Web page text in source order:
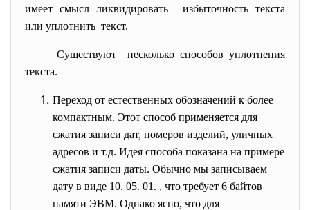
имеет смысл ликвидировать избыточность текста
или уплотнить текст.
Существуют несколько способов уплотнения
текста.
Переход от естественных обозначений к более
компактным. Этот способ применяется для
сжатия записи дат, номеров изделий, уличных
адресов и т.д. Идея способа показана на примере
сжатия записи даты. Обычно мы записываем
дату в виде 10. 05. 01. , что требует 6 байтов
памяти ЭВМ. Однако ясно, что для